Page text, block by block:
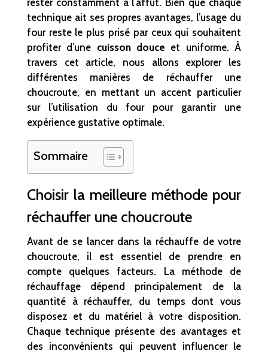
technique ait ses propres avantages, l’usage du
four reste le plus prisé par ceux qui souhaitent
profiter d’une cuisson douce et uniforme. À
travers cet article, nous allons explorer les
différentes manières de réchauffer une
choucroute, en mettant un accent particulier
sur l’utilisation du four pour garantir une
expérience gustative optimale.
Sommaire
Choisir la meilleure méthode pour
réchauffer une choucroute
Avant de se lancer dans la réchauffe de votre
choucroute, il est essentiel de prendre en
compte quelques facteurs. La méthode de
réchauffage dépend principalement de la
quantité à réchauffer, du temps dont vous
disposez et du matériel à votre disposition.
Chaque technique présente des avantages et
des inconvénients qui peuvent influencer le